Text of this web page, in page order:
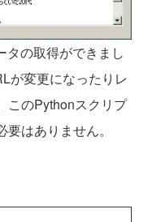
の取得ができまし
が変更になったりレ
このPythonスクリプ
はありません。